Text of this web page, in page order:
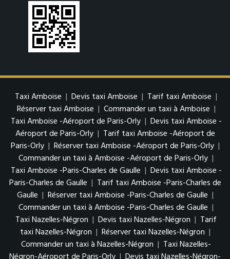
Taxi Amboise | Devis taxi Amboise | Tarif taxi Amboise |
Réserver taxi Amboise | Commander un taxi à Amboise |
Taxi Amboise -Aéroport de Paris-Orly | Devis taxi Amboise -
Aéroport de Paris-Orly | Tarif taxi Amboise -Aéroport de
Paris-Orly | Réserver taxi Amboise -Aéroport de Paris-Orly |
Commander un taxi à Amboise -Aéroport de Paris-Orly |
Taxi Amboise -Paris-Charles de Gaulle | Devis taxi Amboise -
Paris-Charles de Gaulle | Tarif taxi Amboise -Paris-Charles de
Gaulle | Réserver taxi Amboise -Paris-Charles de Gaulle |
Commander un taxi à Amboise -Paris-Charles de Gaulle |
Taxi Nazelles-Négron | Devis taxi Nazelles-Négron | Tarif
taxi Nazelles-Négron | Réserver taxi Nazelles-Négron |
Commander un taxi à Nazelles-Négron | Taxi Nazelles-